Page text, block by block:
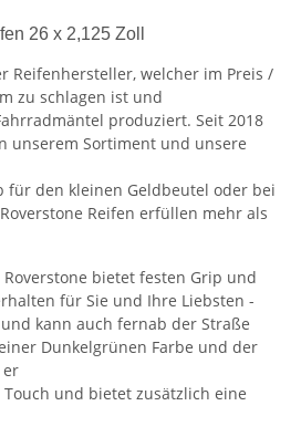
26 x 2,125 Zoll
Reifenhersteller, welcher im Preis /
zu schlagen ist und
produziert. Seit 2018
unserem Sortiment und unsere
für den kleinen Geldbeutel oder bei
Reifen erfüllen mehr als
bietet festen Grip und
für Sie und Ihre Liebsten -
kann auch fernab der Straße
Dunkelgrünen Farbe und der
er
und bietet zusätzlich eine